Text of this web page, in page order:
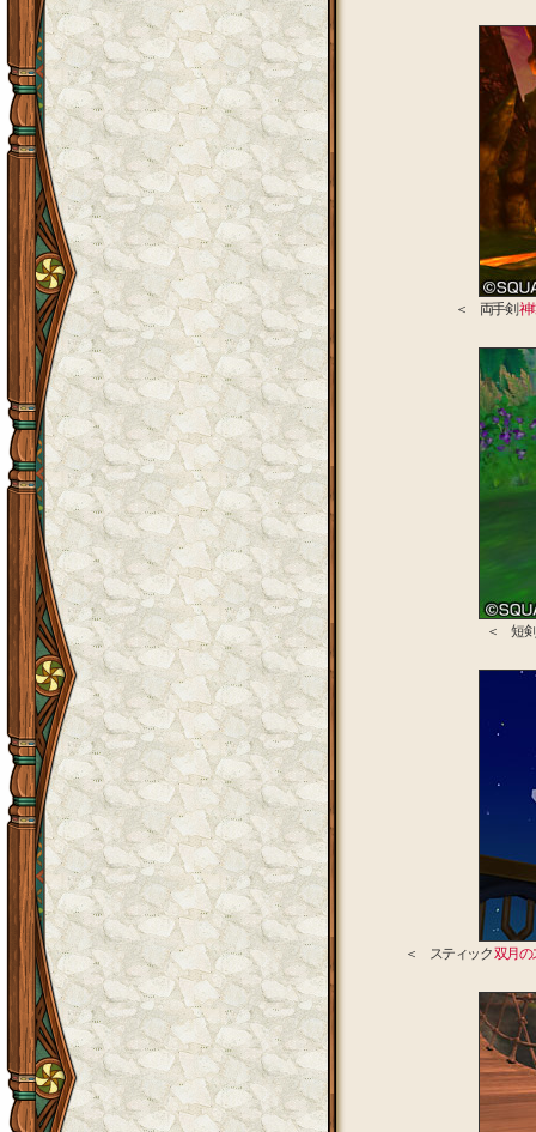
＜ 両手剣 神
＜ 短
＜ スティック双月の